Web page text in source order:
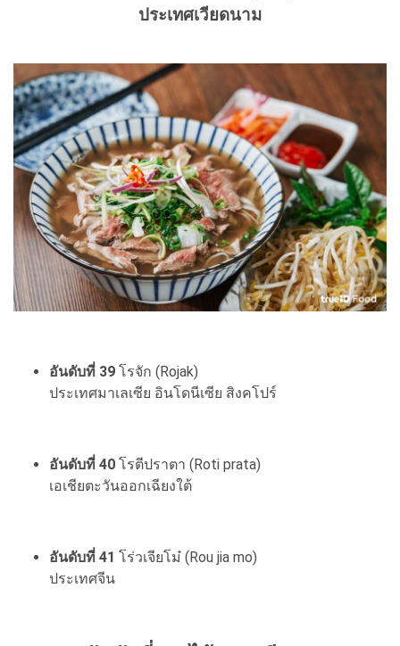
ประเทศเวียดนาม
อันดับที่ 39 โรจัก (Rojak)
ประเทศมาเลเซีย อินโดนีเซีย สิงคโปร์
อันดับที่ 40 โรตีปราตา (Roti prata)
เอเชียตะวันออกเฉียงใต้
อันดับที่ 41 โร่วเจียโม๋ (Rou jia mo)
ประเทศจีน